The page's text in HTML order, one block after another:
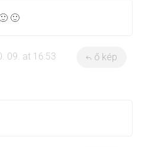
🙂
09. at 16:53 ő kép